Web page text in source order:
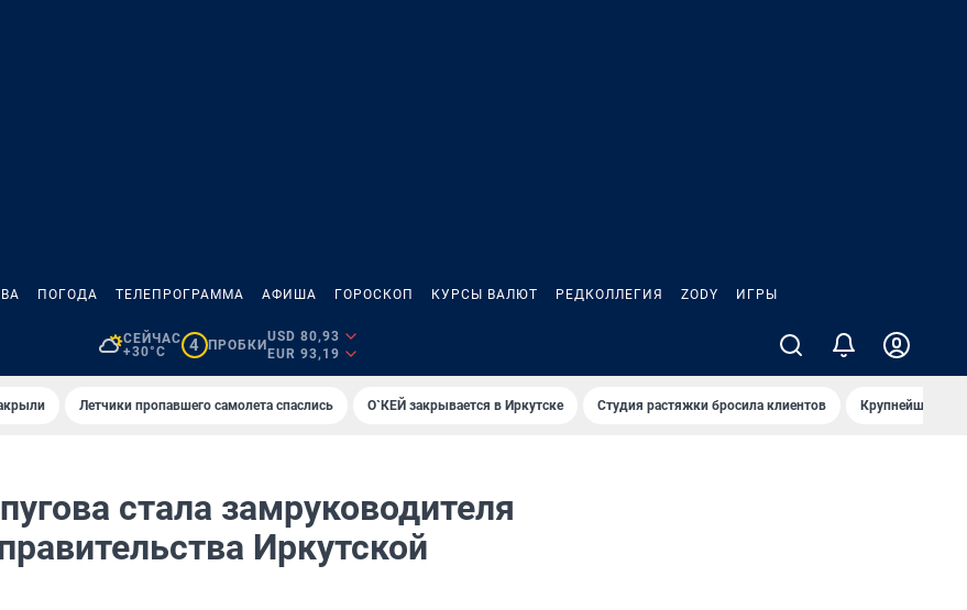
ПОГОДА ТЕЛЕПРОГРАММА АФИША ГОРОСКОП КУРСЫ ВАЛЮТ РЕДКОЛЛЕГИЯ ZODY ИГРЫ
СЕЙЧАС
+30°C
4 ПРОБКИ
USD 80,93
EUR 93,19
Летчики пропавшего самолета спаслись О`КЕЙ закрывается в Иркутске Студия растяжки бросила клиентов Крупнейшие
стала замруководителя
Иркутской